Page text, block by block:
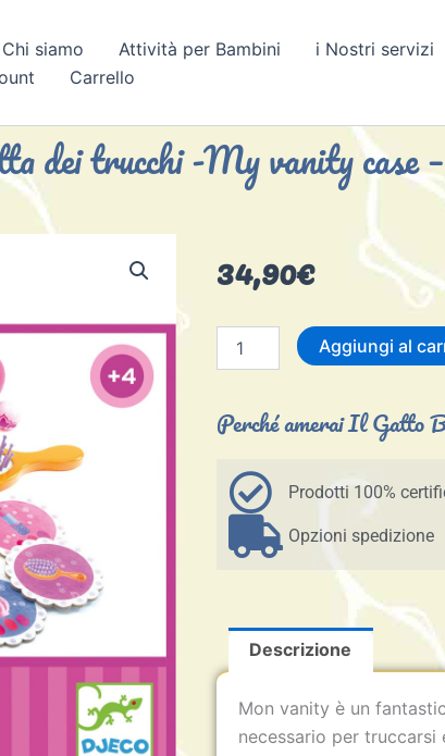
Chi siamo Attività per Bambini i Nostri servizi
Carrello
dei trucchi -My vanity case
34,90€
My
Djeco
quantità
Aggiungi al
Perché amerai Il Gatto
Prodotti 100%
Opzioni spedizione
Descrizione
Mon vanity è un
necessario per